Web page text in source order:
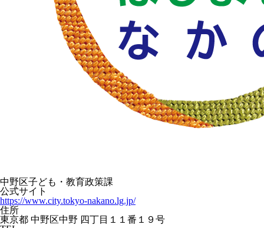
中野区子ども・教育政策課
公式サイト
https://www.city.tokyo-nakano.lg.jp/
住所
東京都 中野区中野 四丁目１１番１９号